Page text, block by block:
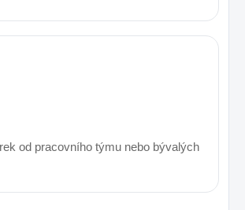
od pracovního týmu nebo bývalých